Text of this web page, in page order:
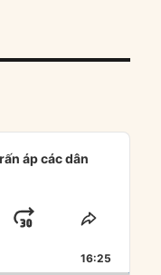
áp các dân
JUMP
FORWARD
SHARE
16:25